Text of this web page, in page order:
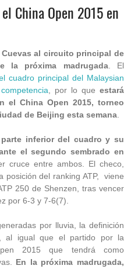
China Open 2015 en
al circuito principal de
la próxima madrugada. El
cuadro principal del Malaysian
, por lo queestará
el China Open 2015, torneo
de Beijing esta semana
inferior del cuadro y su
el segundo sembrado en
cruce entre ambos. El checo,
posición del ranking ATP, viene
250 de Shenzen, tras vencer
por 6-3 y 7-6(7).
por lluvia, la definición
al igual que el partido por la
2015 que tendrá como
En la próxima madrugada,